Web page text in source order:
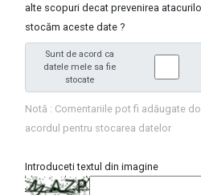
alte scopuri decat prevenirea
stocăm aceste date ?
Sunt de acord ca
datele mele sa fie
stocate
Notă : Comentariile pot fi adăugate
acordul pentru stocarea datelor
Introduceti textul din imagine